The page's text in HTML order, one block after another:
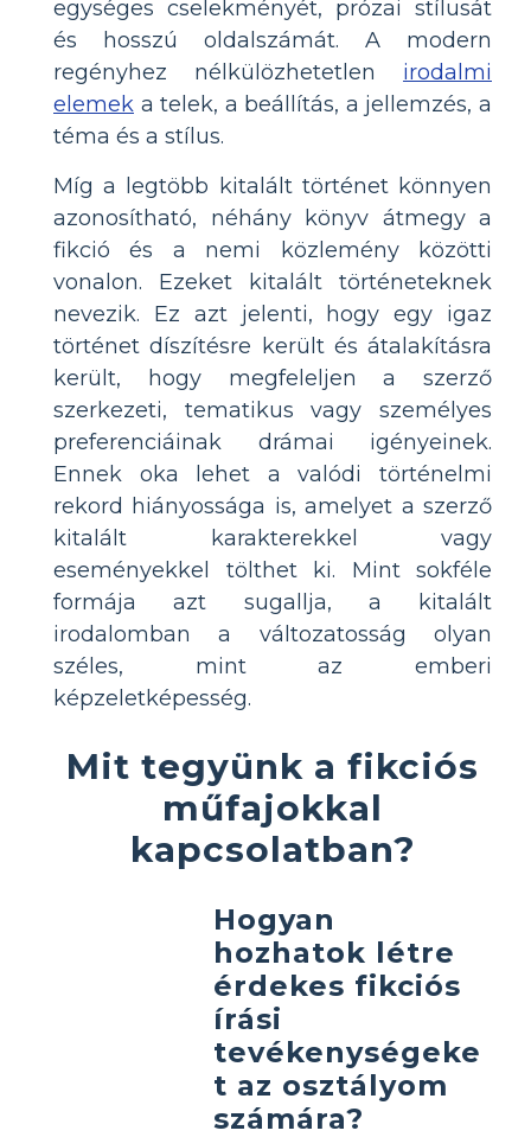
egységes cselekményét, prózai stílusát
és hosszú oldalszámát. A modern
regényhez nélkülözhetetlen irodalmi
elemek a telek, a beállítás, a jellemzés, a
téma és a stílus.
Míg a legtöbb kitalált történet könnyen
azonosítható, néhány könyv átmegy a
fikció és a nemi közlemény közötti
vonalon. Ezeket kitalált történeteknek
nevezik. Ez azt jelenti, hogy egy igaz
történet díszítésre került és átalakításra
került, hogy megfeleljen a szerző
szerkezeti, tematikus vagy személyes
preferenciáinak drámai igényeinek.
Ennek oka lehet a valódi történelmi
rekord hiányossága is, amelyet a szerző
kitalált karakterekkel vagy
eseményekkel tölthet ki. Mint sokféle
formája azt sugallja, a kitalált
irodalomban a változatosság olyan
széles, mint az emberi
képzeletképesség.
Mit tegyünk a fikciós
műfajokkal
kapcsolatban?
Hogyan
hozhatok létre
érdekes fikciós
írási
tevékenységeke
t az osztályom
számára?